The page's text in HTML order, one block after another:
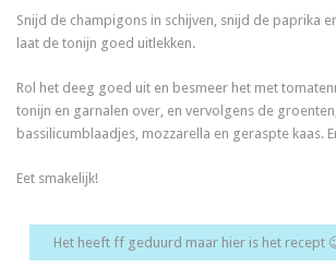
Snijd de champigons in schijven, snijd de paprika
laat de tonijn goed uitlekken.
Rol het deeg goed uit en besmeer het met
tonijn en garnalen over, en vervolgens de
bassilicumblaadjes, mozzarella en geraspte kaas.
Eet smakelijk!
Het heeft ff geduurd maar hier is het recept